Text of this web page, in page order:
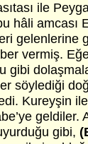
ile
hâli amcası
gelenlerine
vermiş.
gibi
söylediği
Kureyşin
geldiler.
gibi,